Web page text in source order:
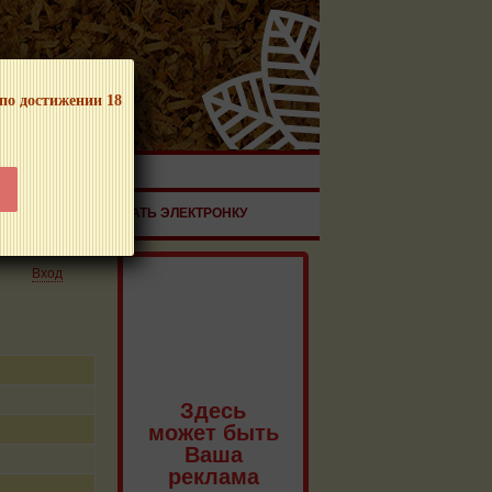
достижении 18
ПРОДУКЦИИ!
ЗАКАЗАТЬ ЭЛЕКТРОНКУ
Вход
Здесь
может быть
Ваша
реклама